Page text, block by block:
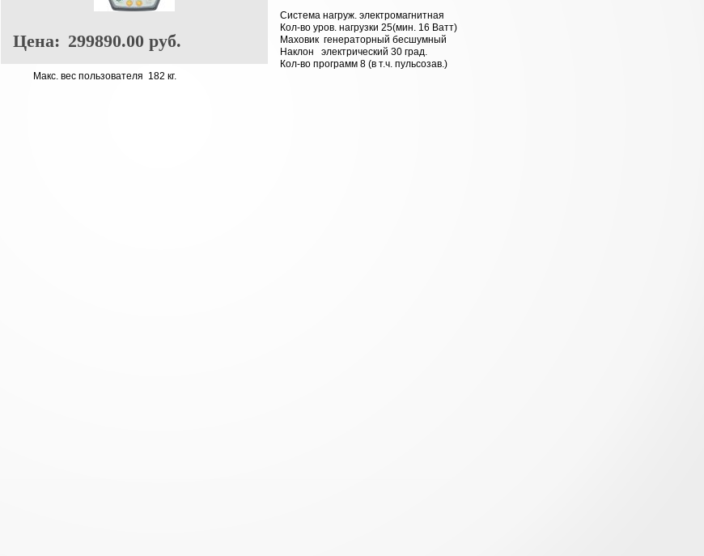
Цена: 299890.00 руб.
Система нагруж. электромагнитная
Кол-во уров. нагрузки 25(мин. 16 Ватт)
Маховик генераторный бесшумный
Наклон электрический 30 град.
Кол-во программ 8 (в т.ч. пульсозав.)
Макс. вес пользователя 182 кг.